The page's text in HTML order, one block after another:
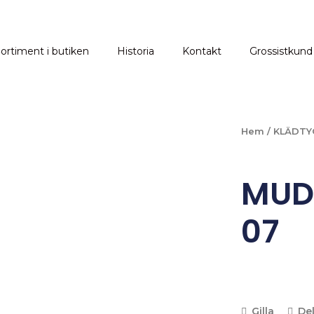
i butiken Historia Kontakt Grossistkund
Hem /
07
Gilla